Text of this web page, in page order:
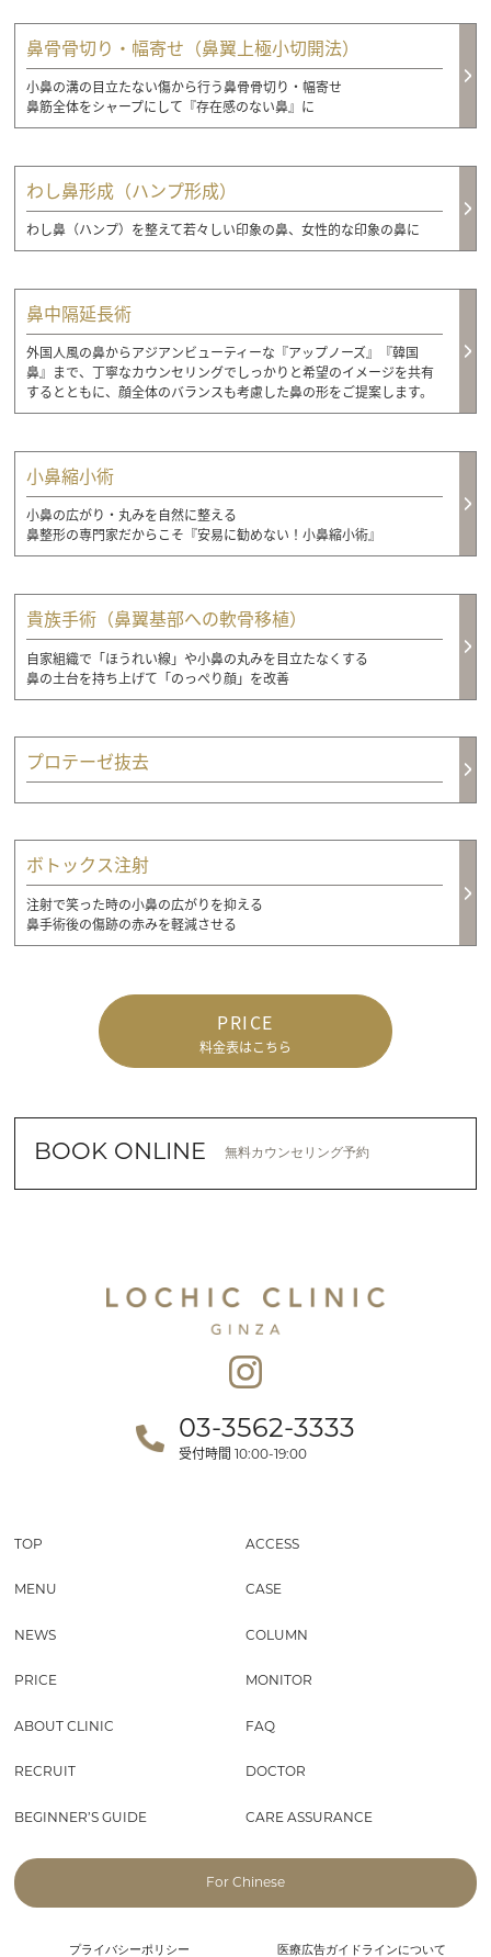
鼻骨骨切り・幅寄せ（鼻翼上極小切開法）
小鼻の溝の目立たない傷から行う鼻骨骨切り・幅寄せ
鼻筋全体をシャープにして『存在感のない鼻』に
わし鼻形成（ハンプ形成）
わし鼻（ハンプ）を整えて若々しい印象の鼻、女性的な印象の鼻に
鼻中隔延長術
外国人風の鼻からアジアンビューティーな『アップノーズ』『韓国
鼻』まで、丁寧なカウンセリングでしっかりと希望のイメージを共有
するとともに、顔全体のバランスも考慮した鼻の形をご提案します。
小鼻縮小術
小鼻の広がり・丸みを自然に整える
鼻整形の専門家だからこそ『安易に勧めない！小鼻縮小術』
貴族手術（鼻翼基部への軟骨移植）
自家組織で「ほうれい線」や小鼻の丸みを目立たなくする
鼻の土台を持ち上げて「のっぺり顔」を改善
プロテーゼ抜去
ボトックス注射
注射で笑った時の小鼻の広がりを抑える
鼻手術後の傷跡の赤みを軽減させる
PRICE
料金表はこちら
BOOK ONLINE 無料カウンセリング予約
03-3562-3333
受付時間 10:00-19:00
TOP ACCESS
MENU CASE
NEWS COLUMN
PRICE MONITOR
ABOUT CLINIC FAQ
RECRUIT DOCTOR
BEGINNER’S GUIDE CARE ASSURANCE
For Chinese
プライバシーポリシー 医療広告ガイドラインについて